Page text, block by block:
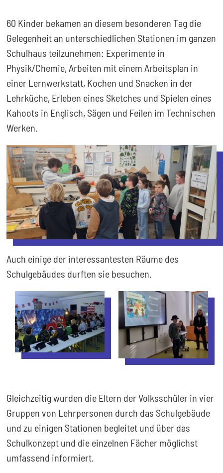
60 Kinder bekamen an diesem besonderen Tag die
Gelegenheit an unterschiedlichen Stationen im ganzen
Schulhaus teilzunehmen: Experimente in
Physik/Chemie, Arbeiten mit einem Arbeitsplan in
einer Lernwerkstatt, Kochen und Snacken in der
Lehrküche, Erleben eines Sketches und Spielen eines
Kahoots in Englisch, Sägen und Feilen im Technischen
Werken.
Auch einige der interessantesten Räume des
Schulgebäudes durften sie besuchen.
Gleichzeitig wurden die Eltern der Volksschüler in vier
Gruppen von Lehrpersonen durch das Schulgebäude
und zu einigen Stationen begleitet und über das
Schulkonzept und die einzelnen Fächer möglichst
umfassend informiert.